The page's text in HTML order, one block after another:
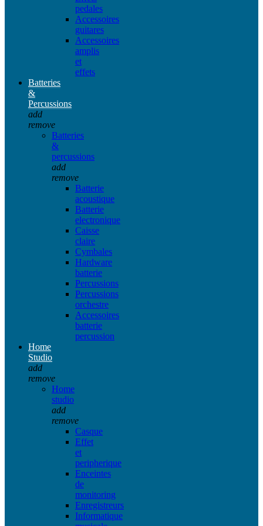
pedales
Accessoires
guitares
Accessoires
amplis
et
effets
Batteries
&
Percussions
add
remove
Batteries
&
percussions
add
remove
Batterie
acoustique
Batterie
electronique
Caisse
claire
Cymbales
Hardware
batterie
Percussions
Percussions
orchestre
Accessoires
batterie
percussion
Home
Studio
add
remove
Home
studio
add
remove
Casque
Effet
et
peripherique
Enceintes
de
monitoring
Enregistreurs
Informatique